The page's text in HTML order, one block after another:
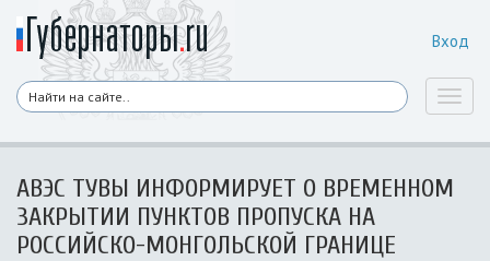
Вход
АВЭС ТУВЫ ИНФОРМИРУЕТ О ВРЕМЕННОМ
ЗАКРЫТИИ ПУНКТОВ ПРОПУСКА НА
РОССИЙСКО-МОНГОЛЬСКОЙ ГРАНИЦЕ